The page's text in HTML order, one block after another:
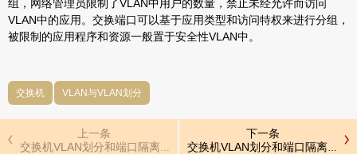
组，网络管理员限制了VLAN中用户的数量，禁止未经允许而访问
VLAN中的应用。交换端口可以基于应用类型和访问特权来进行分组，
被限制的应用程序和资源一般置于安全性VLAN中。
交换机 VLAN与VLAN划分
上一条
交换机VLAN划分和端口隔离的区别与联系
下一条
交换机VLAN划分和端口隔离的区